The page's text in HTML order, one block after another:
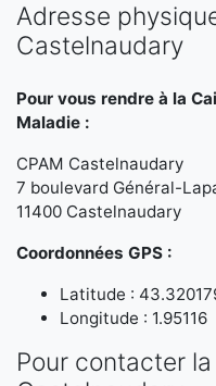
Adresse
Castelnaudary
Pour vous rendre à la
Maladie :
CPAM Castelnaudary
7 boulevard Général-
11400 Castelnaudary
Coordonnées GPS :
Latitude :
Longitude : 1.95116
Pour contacter la